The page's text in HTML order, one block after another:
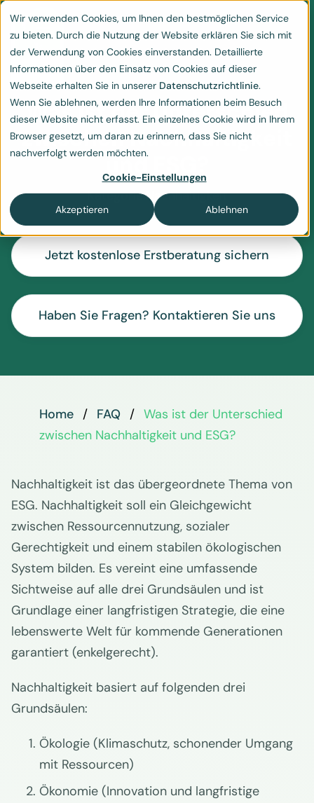
Wir verwenden Cookies, um Ihnen den bestmöglichen Service
zu bieten. Durch die Nutzung der Website erklären Sie sich mit
der Verwendung von Cookies einverstanden. Detaillierte
Informationen über den Einsatz von Cookies auf dieser
Webseite erhalten Sie in unserer Datenschutzrichtlinie.
Wenn Sie ablehnen, werden Ihre Informationen beim Besuch
dieser Website nicht erfasst. Ein einzelnes Cookie wird in Ihrem
Browser gesetzt, um daran zu erinnern, dass Sie nicht
nachverfolgt werden möchten.
Cookie-Einstellungen
Akzeptieren Ablehnen
Was ist der Unterschied
zwischen Nachhaltigkeit
und ESG?
Kategorie:Nachhaltigkeit
Jetzt kostenlose Erstberatung sichern
Haben Sie Fragen? Kontaktieren Sie uns
Home FAQ
Was ist der Unterschied
zwischen Nachhaltigkeit und ESG?
Nachhaltigkeit ist das übergeordnete Thema von
ESG. Nachhaltigkeit soll ein Gleichgewicht
zwischen Ressourcennutzung, sozialer
Gerechtigkeit und einem stabilen ökologischen
System bilden. Es vereint eine umfassende
Sichtweise auf alle drei Grundsäulen und ist
Grundlage einer langfristigen Strategie, die eine
lebenswerte Welt für kommende Generationen
garantiert (enkelgerecht).
Nachhaltigkeit basiert auf folgenden drei
Grundsäulen:
Ökologie (Klimaschutz, schonender Umgang
mit Ressourcen)
Ökonomie (Innovation und langfristige